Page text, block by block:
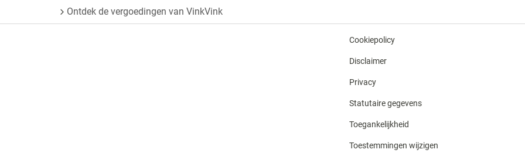
Ontdek de vergoedingen van VinkVink
Cookiepolicy
Disclaimer
Privacy
Statutaire gegevens
Toegankelijkheid
Toestemmingen wijzigen